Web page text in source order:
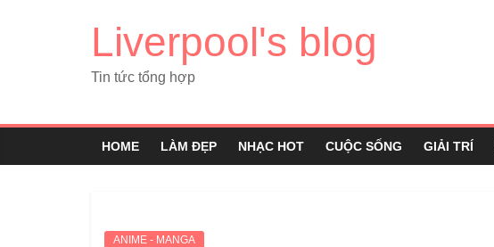
Liverpool's blog
Tin tức tổng hợp
HOME LÀM ĐẸP NHẠC HOT CUỘC SỐNG GIẢI TRÍ
ANIME - MANGA